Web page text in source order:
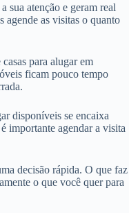
sua atenção e geram real
agende as visitas o quanto
para alugar em
ficam pouco tempo
disponíveis se encaixa
importante agendar a visita
decisão rápida. O que faz
o que você quer para